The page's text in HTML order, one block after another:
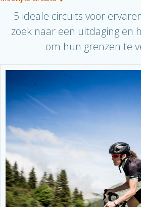
5 ideale circuits voor
zoek naar een uitdaging en
om hun grenzen te